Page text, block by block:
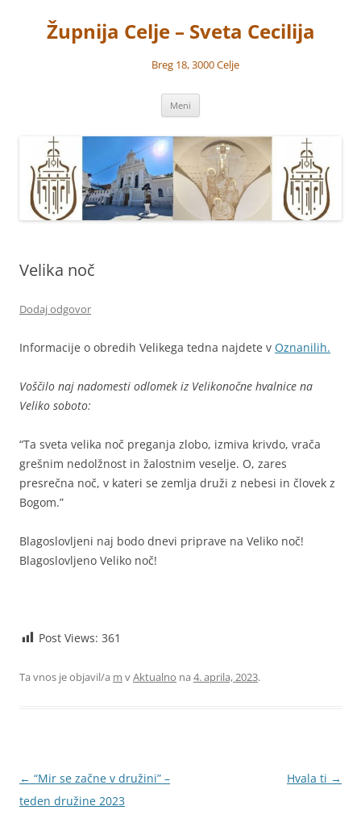
vsebinoŽupnija Celje – Sveta Cecilija
Breg 18, 3000 Celje
Meni
Velika noč
Dodaj odgovor
Informacije o obredih Velikega tedna najdete v Oznanilih.
Voščilo naj nadomesti odlomek iz Velikonočne hvalnice na
Veliko soboto:
“Ta sveta velika noč preganja zlobo, izmiva krivdo, vrača
grešnim nedolžnost in žalostnim veselje. O, zares
presrečna noč, v kateri se zemlja druži z nebesi in človek z
Bogom.”
Blagoslovljeni naj bodo dnevi priprave na Veliko noč!
Blagoslovljeno Veliko noč!
Post Views: 361
Ta vnos je objavil/a m vAktualno na 4. aprila, 2023.
Krmarjenje
po
← “Mir se začne v družini” –
teden družine 2023
Hvala ti →